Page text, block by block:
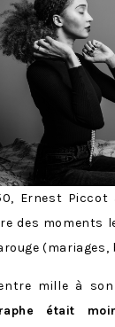
Ernest
des moments
(mariages,
mille à
était